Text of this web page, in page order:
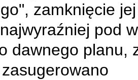
zamknięcie
pod
dawnego planu,